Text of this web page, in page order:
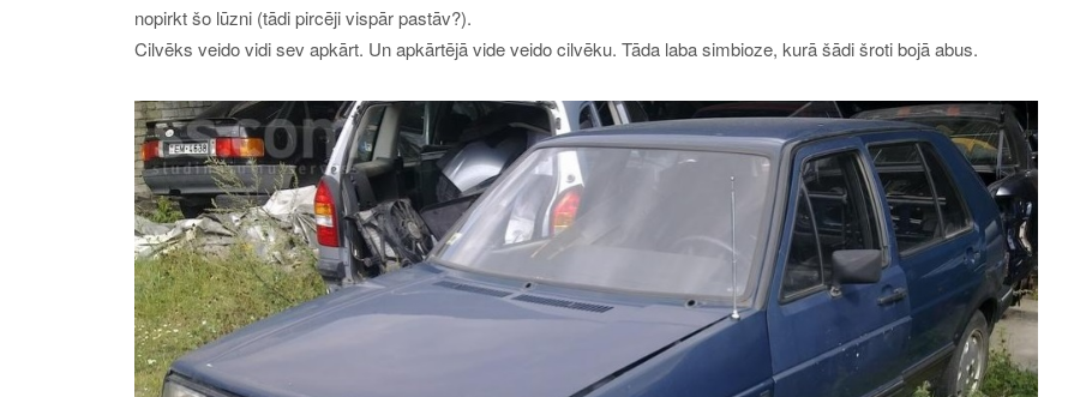
nopirkt šo lūzni (tādi pircēji vispār pastāv?).
Cilvēks veido vidi sev apkārt. Un apkārtējā vide veido cilvēku. Tāda laba simbioze, kurā šādi šroti bojā abus.